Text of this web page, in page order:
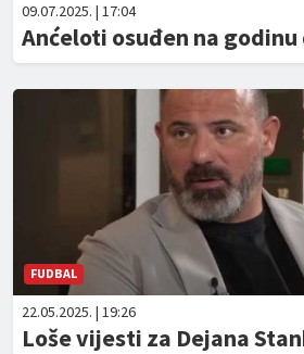
09.07.2025. | 17:04
Anćeloti osuđen na
FUDBAL
22.05.2025. | 19:26
Loše vijesti za Dejana